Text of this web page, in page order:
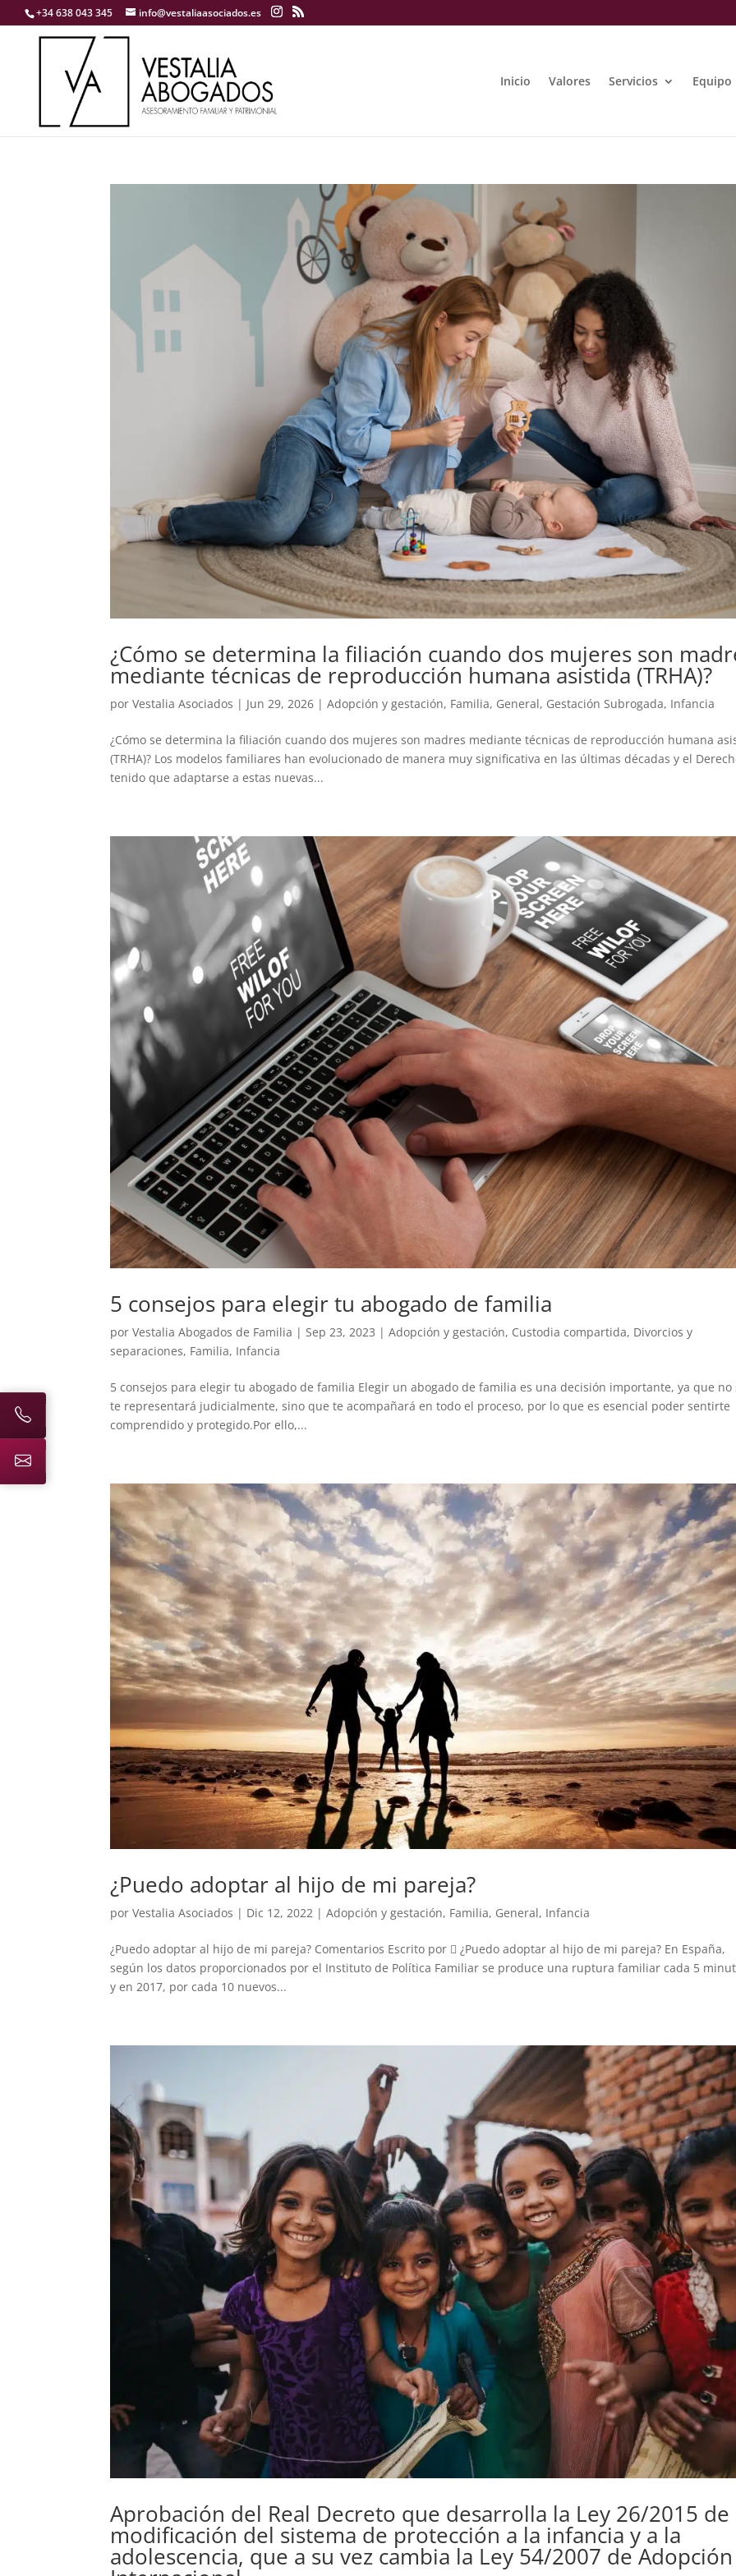
+34 638 043 345 info@vestaliaasociados.es
Inicio Valores Servicios Equipo
¿Cómo se determina la filiación cuando dos mujeres son
mediante técnicas de reproducción humana asistida (TRHA)?
porVestalia Asociados | Jun 29, 2026 |Adopción y gestación, Familia, General, Gestación Subrogada, Infancia
¿Cómo se determina la filiación cuando dos mujeres son madres mediante técnicas de reproducción humana
(TRHA)? Los modelos familiares han evolucionado de manera muy significativa en las últimas décadas y el
tenido que adaptarse a estas nuevas...
5 consejos para elegir tu abogado de familia
porVestalia Abogados de Familia | Sep 23, 2023 |Adopción y gestación, Custodia compartida, Divorcios y
separaciones, Familia, Infancia
5 consejos para elegir tu abogado de familia Elegir un abogado de familia es una decisión importante, ya que no
te representará judicialmente, sino que te acompañará en todo el proceso, por lo que es esencial poder sentirte
comprendido y protegido.Por ello,...
¿Puedo adoptar al hijo de mi pareja?
porVestalia Asociados | Dic 12, 2022 |Adopción y gestación, Familia, General, Infancia
¿Puedo adoptar al hijo de mi pareja? Comentarios Escrito por  ¿Puedo adoptar al hijo de mi pareja? En España,
según los datos proporcionados por el Instituto de Política Familiar se produce una ruptura familiar cada 5
y en 2017, por cada 10 nuevos...
Aprobación del Real Decreto que desarrolla la Ley 26/2015 de
modificación del sistema de protección a la infancia y a la
adolescencia, que a su vez cambia la Ley 54/2007 de Adopción